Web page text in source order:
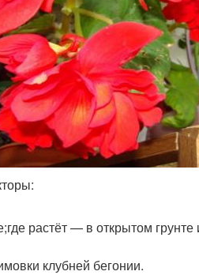
растёт — в открытом
клубней бегонии.